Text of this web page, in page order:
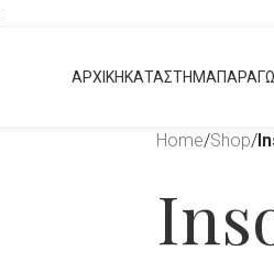
ΑΡΧΙΚΗΚΑΤΑΣΤΗΜΑ
Home/Shop/